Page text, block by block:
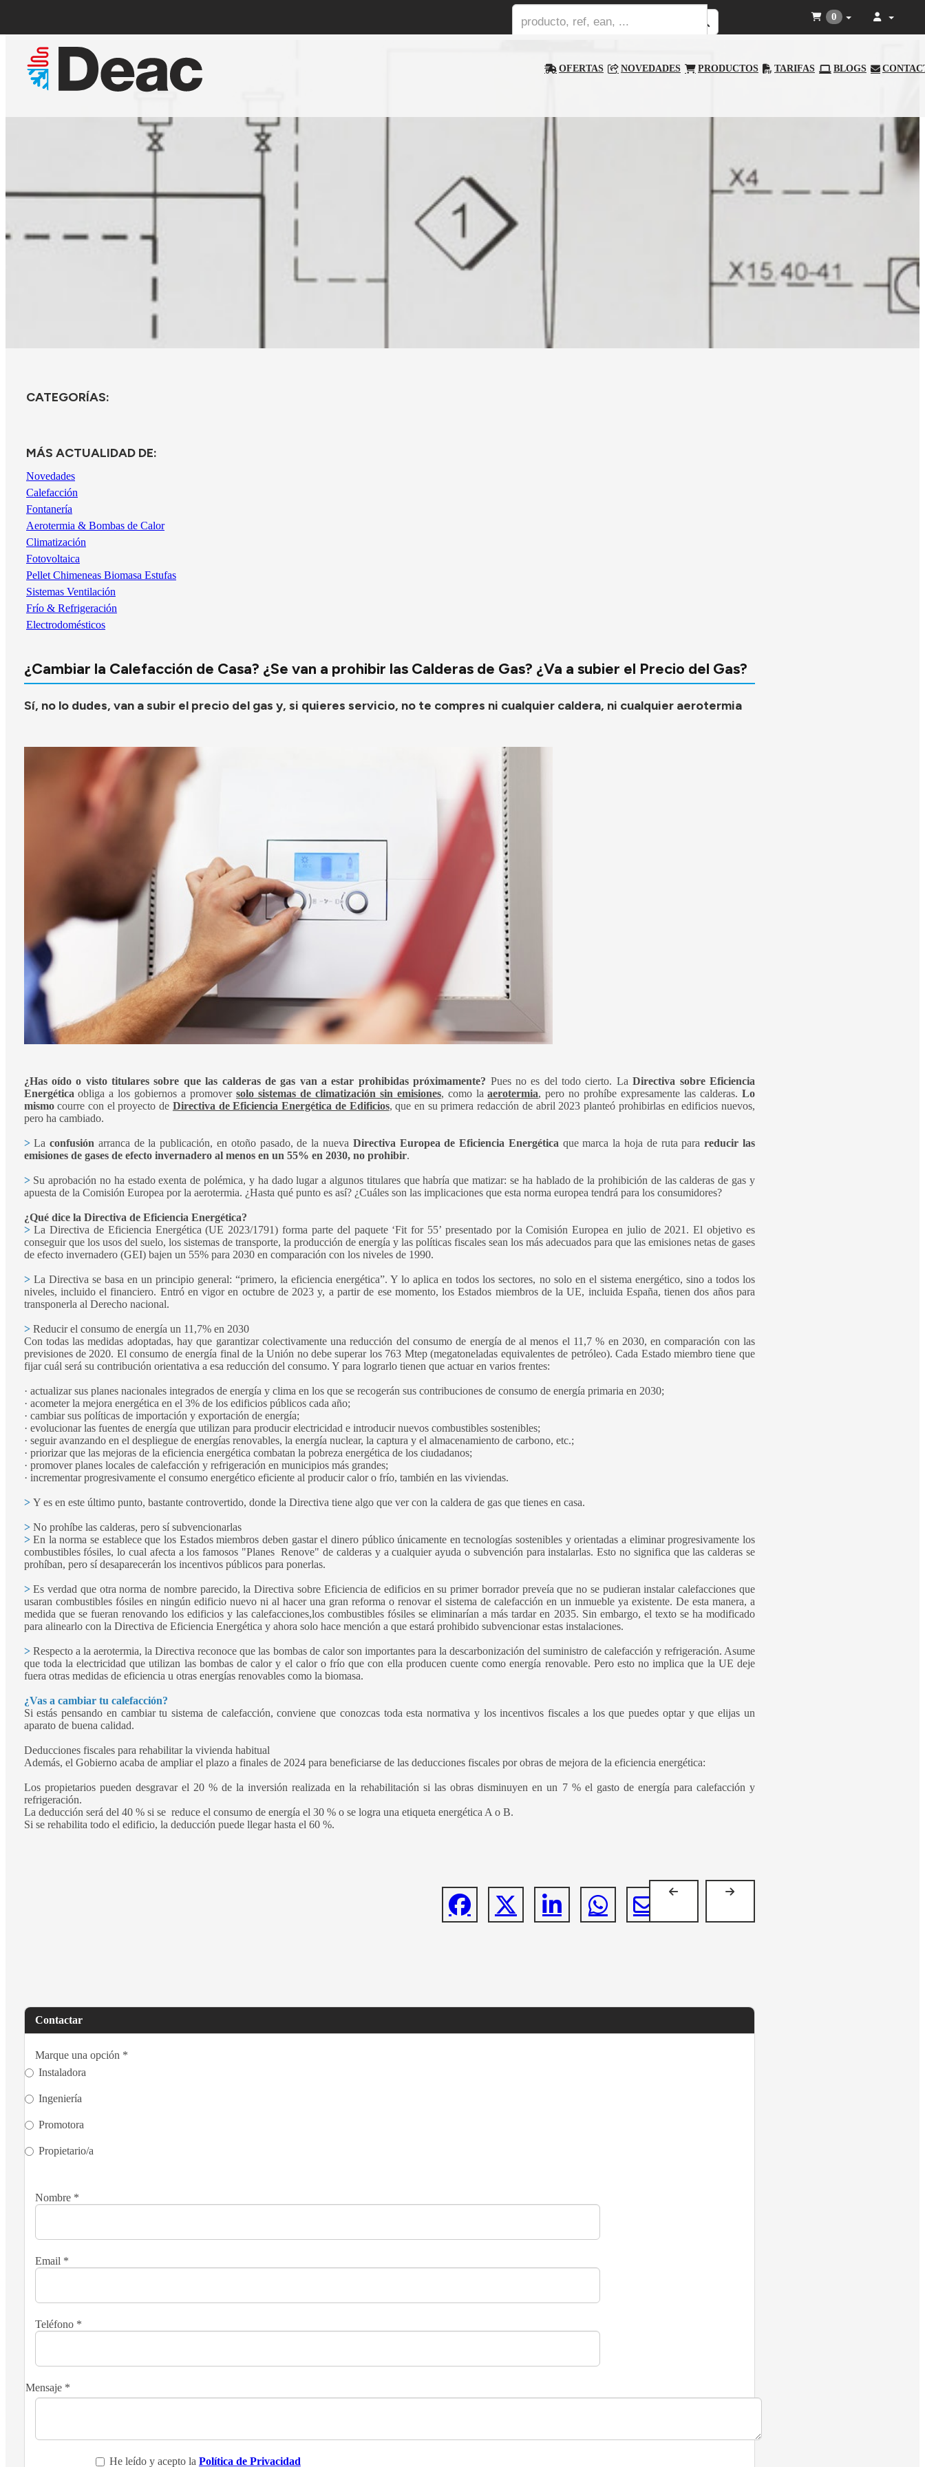
OFERTAS NOVEDADES PRODUCTOS TARIFAS BLOGS
0
CATEGORÍAS:
MÁS ACTUALIDAD DE:
Novedades
Calefacción
Fontanería
Aerotermia & Bombas de Calor
Climatización
Fotovoltaica
Pellet Chimeneas Biomasa Estufas
Sistemas Ventilación
Frío & Refrigeración
Electrodomésticos
¿Cambiar la Calefacción de Casa? ¿Se van a prohibir las Calderas de Gas? ¿Va a subier el Precio del Gas?
Sí, no lo dudes, van a subir el precio del gas y, si quieres servicio, no te compres ni cualquier caldera, ni cualquier aerotermia
¿Has oído o visto titulares sobre que las calderas de gas van a estar prohibidas próximamente? Pues no es del todo cierto. LaDirectiva sobre Eficiencia
Energética obliga a los gobiernos a promoversolo sistemas de climatización sin emisiones, como laaerotermia, pero no prohíbe expresamente las calderas. Lo
mismocourre con el proyecto de Directiva de Eficiencia Energética de Edificios, que en su primera redacción de abril 2023 planteó prohibirlas en edificios nuevos,
pero ha cambiado.
>Laconfusión arranca de la publicación, en otoño pasado, de la nueva Directiva Europea de Eficiencia Energética que marca la hoja de ruta para reducir las
emisiones de gases de efecto invernadero al menos en un 55% en 2030, no prohibir.
> Su aprobación no ha estado exenta de polémica, y ha dado lugar a algunos titulares que habría que matizar: se ha hablado de la prohibición de las calderas de gas y
apuesta de la Comisión Europea por la aerotermia. ¿Hasta qué punto es así? ¿Cuáles son las implicaciones que esta norma europea tendrá para los consumidores?
¿Qué dice la Directiva de Eficiencia Energética?
>La Directiva de Eficiencia Energética (UE 2023/1791) forma parte del paquete ‘Fit for 55’ presentado por la Comisión Europea en julio de 2021. El objetivo es
conseguir que los usos del suelo, los sistemas de transporte, la producción de energía y las políticas fiscales sean los más adecuados para que las emisiones netas de gases
de efecto invernadero (GEI) bajen un 55% para 2030 en comparación con los niveles de 1990.
> La Directiva se basa en un principio general: “primero, la eficiencia energética”. Y lo aplica en todos los sectores, no solo en el sistema energético, sino a todos los
niveles, incluido el financiero. Entró en vigor en octubre de 2023 y, a partir de ese momento, los Estados miembros de la UE, incluida España, tienen dos años para
transponerla al Derecho nacional.
> Reducir el consumo de energía un 11,7% en 2030
Con todas las medidas adoptadas, hay que garantizar colectivamente una reducción del consumo de energía de al menos el 11,7 % en 2030, en comparación con las
previsiones de 2020. El consumo de energía final de la Unión no debe superar los 763 Mtep (megatoneladas equivalentes de petróleo). Cada Estado miembro tiene que
fijar cuál será su contribución orientativa a esa reducción del consumo. Y para lograrlo tienen que actuar en varios frentes:
· actualizar sus planes nacionales integrados de energía y clima en los que se recogerán sus contribuciones de consumo de energía primaria en 2030;
· acometer la mejora energética en el 3% de los edificios públicos cada año;
· cambiar sus políticas de importación y exportación de energía;
· evolucionar las fuentes de energía que utilizan para producir electricidad e introducir nuevos combustibles sostenibles;
· seguir avanzando en el despliegue de energías renovables, la energía nuclear, la captura y el almacenamiento de carbono, etc.;
· priorizar que las mejoras de la eficiencia energética combatan la pobreza energética de los ciudadanos;
· promover planes locales de calefacción y refrigeración en municipios más grandes;
· incrementar progresivamente el consumo energético eficiente al producir calor o frío, también en las viviendas.
> Y es en este último punto, bastante controvertido, donde la Directiva tiene algo que ver con la caldera de gas que tienes en casa.
> No prohíbe las calderas, pero sí subvencionarlas
>En la norma se establece que los Estados miembros deben gastar el dinero público únicamente en tecnologías sostenibles y orientadas a eliminar progresivamente los
combustibles fósiles, lo cual afecta a los famosos "Planes Renove" de calderas y a cualquier ayuda o subvención para instalarlas. Esto no significa que las calderas se
prohíban, pero sí desaparecerán los incentivos públicos para ponerlas.
>Es verdad que otra norma de nombre parecido, la Directiva sobre Eficiencia de edificios en su primer borrador preveía que no se pudieran instalar calefacciones que
usaran combustibles fósiles en ningún edificio nuevo ni al hacer una gran reforma o renovar el sistema de calefacción en un inmueble ya existente. De esta manera, a
medida que se fueran renovando los edificios y las calefacciones,los combustibles fósiles se eliminarían a más tardar en 2035. Sin embargo, el texto se ha modificado
para alinearlo con la Directiva de Eficiencia Energética y ahora solo hace mención a que estará prohibido subvencionar estas instalaciones.
> Respecto a la aerotermia, la Directiva reconoce que las bombas de calor son importantes para la descarbonización del suministro de calefacción y refrigeración. Asume
que toda la electricidad que utilizan las bombas de calor y el calor o frío que con ella producen cuente como energía renovable. Pero esto no implica que la UE deje
fuera otras medidas de eficiencia u otras energías renovables como la biomasa.
¿Vas a cambiar tu calefacción?
Si estás pensando en cambiar tu sistema de calefacción, conviene que conozcas toda esta normativa y los incentivos fiscales a los que puedes optar y que elijas un
aparato de buena calidad.
Deducciones fiscales para rehabilitar la vivienda habitual
Además, el Gobierno acaba de ampliar el plazo a finales de 2024 para beneficiarse de las deducciones fiscales por obras de mejora de la eficiencia energética:
Los propietarios pueden desgravar el 20 % de la inversión realizada en la rehabilitación si las obras disminuyen en un 7 % el gasto de energía para calefacción y
refrigeración.
La deducción será del 40 % si se reduce el consumo de energía el 30 % o se logra una etiqueta energética A o B.
Si se rehabilita todo el edificio, la deducción puede llegar hasta el 60 %.
Contactar
Marque una opción *
Instaladora
Ingeniería
Promotora
Propietario/a
Nombre *
Email *
Teléfono *
Mensaje *
He leído y acepto la Política de Privacidad